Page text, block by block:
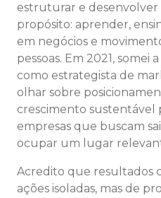
estruturar e
propósito: aprender,
em negócios e
pessoas. Em 2021, somei
como estrategista de
olhar sobre
crescimento sustentável
empresas que buscam
ocupar um lugar
Acredito que resultados
ações isoladas, mas de